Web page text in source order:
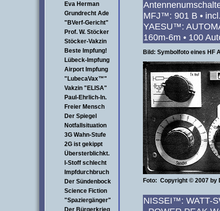
Eva Herman
Grundrecht Ade
"BVerf-Gericht"
Prof. W. Stöcker
Stöcker-Vakzin
Beste Impfung!
Lübeck-Impfung
Airport Impfung
"LubecaVax™"
Vakzin "ELISA"
Paul-Ehrlich-In.
Freier Mensch
Der Spiegel
Notfallsituation
3G Wahn-Stufe
2G ist gekippt
Übersterblichkt.
I-Stoff schlecht
Impfdurchbruch
Der Sündenbock
Science Fiction
"Spaziergänger"
Der Bürgerkrieg
MFJ™: 901 B •
YAESU™:
160m-6m • 100
Bild: Symbolfoto eines HF
Foto: Copyright © 2007 by
NISSEI™: WATT-